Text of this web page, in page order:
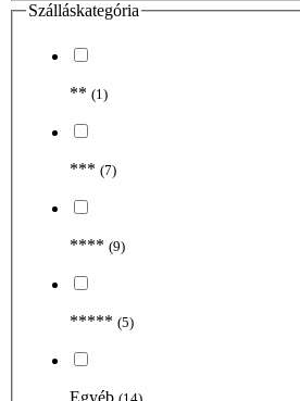
Szálláskategória
** (1)
*** (7)
**** (9)
***** (5)
Egyéb